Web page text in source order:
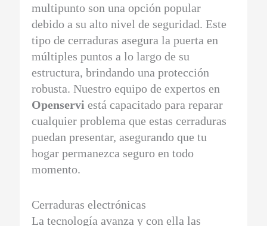
multipunto son una opción popular
debido a su alto nivel de seguridad. Este
tipo de cerraduras asegura la puerta en
múltiples puntos a lo largo de su
estructura, brindando una protección
robusta. Nuestro equipo de expertos en
Openservi está capacitado para reparar
cualquier problema que estas cerraduras
puedan presentar, asegurando que tu
hogar permanezca seguro en todo
momento.
Cerraduras electrónicas
La tecnología avanza y con ella las